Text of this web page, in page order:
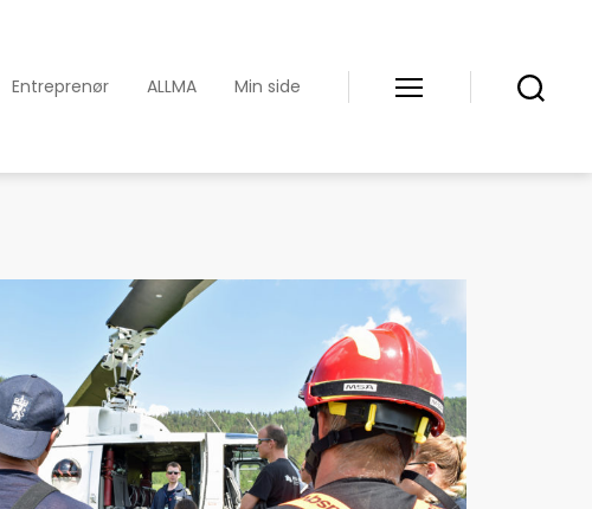
Entreprenør ALLMA Min side